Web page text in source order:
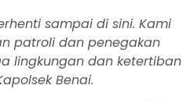
sampai di sini. Kami
patroli dan penegakan
lingkungan dan ketertiban
Benai.